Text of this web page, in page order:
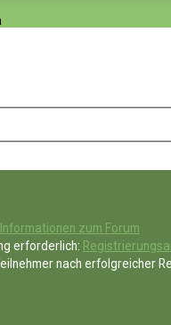
zum Forum
erforderlich:
nach erfolgreicher